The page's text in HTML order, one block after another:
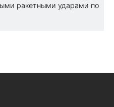
ракетными ударами по